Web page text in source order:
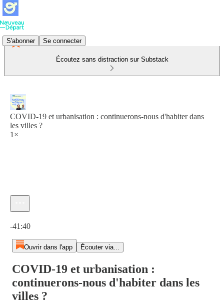
S'abonner Se connecter
Écoutez sans distraction sur Substack
COVID-19 et urbanisation : continuerons-nous d'habiter dans
les villes ?
1×
-41:40
Ouvrir dans l'app Écouter via...
COVID-19 et urbanisation :
continuerons-nous d'habiter dans les
villes ?